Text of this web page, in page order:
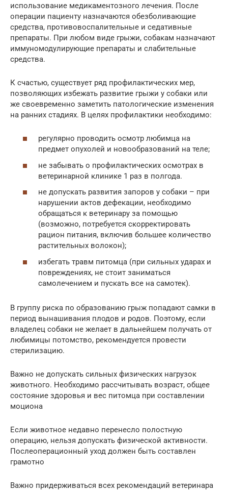
использование медикаментозного лечения. После
операции пациенту назначаются обезболивающие
средства, противовоспалительные и седативные
препараты. При любом виде грыжи, собакам назначают
иммуномодулирующие препараты и слабительные
средства.
К счастью, существует ряд профилактических мер,
позволяющих избежать развитие грыжи у собаки или
же своевременно заметить патологические изменения
на ранних стадиях. В целях профилактики необходимо:
регулярно проводить осмотр любимца на
предмет опухолей и новообразований на теле;
не забывать о профилактических осмотрах в
ветеринарной клинике 1 раз в полгода.
не допускать развития запоров у собаки – при
нарушении актов дефекации, необходимо
обращаться к ветеринару за помощью
(возможно, потребуется скорректировать
рацион питания, включив большее количество
растительных волокон);
избегать травм питомца (при сильных ударах и
повреждениях, не стоит заниматься
самолечением и пускать все на самотек).
В группу риска по образованию грыж попадают самки в
период вынашивания плодов и родов. Поэтому, если
владелец собаки не желает в дальнейшем получать от
любимицы потомство, рекомендуется провести
стерилизацию.
Важно не допускать сильных физических нагрузок
животного. Необходимо рассчитывать возраст, общее
состояние здоровья и вес питомца при составлении
моциона
Если животное недавно перенесло полостную
операцию, нельзя допускать физической активности.
Послеоперационный уход должен быть составлен
грамотно
Важно придерживаться всех рекомендаций ветеринара